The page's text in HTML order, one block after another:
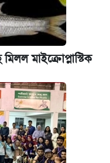
মাইক্রোপ্লাস্টিক